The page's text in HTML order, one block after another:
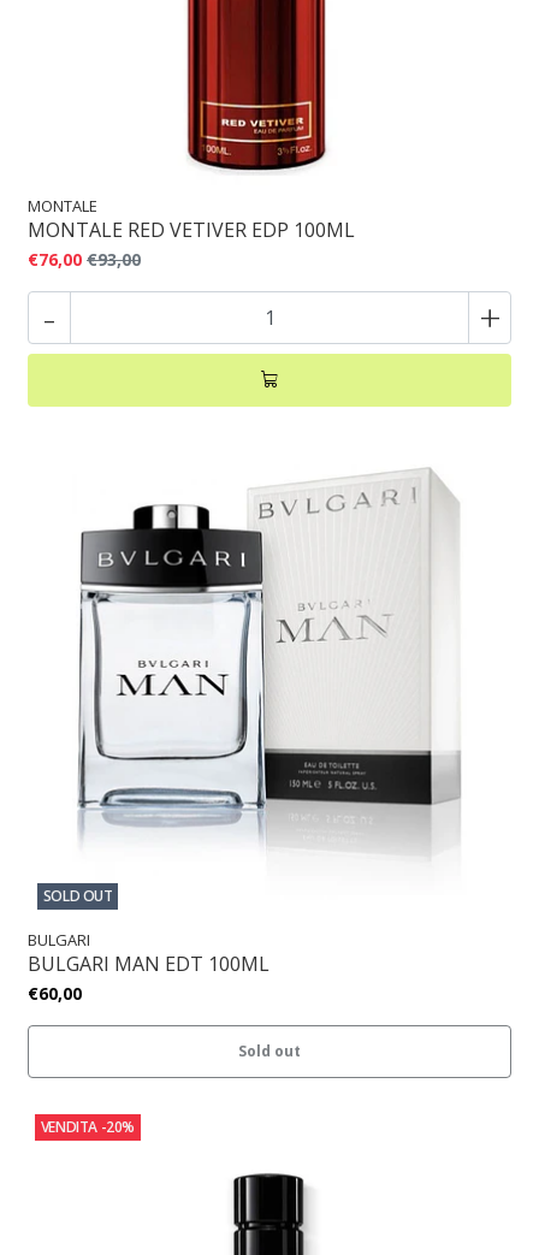
MONTALE
MONTALE RED VETIVER EDP 100ML
€76,00 €93,00
- +
SOLD OUT
BULGARI
BULGARI MAN EDT 100ML
€60,00
Sold out
VENDITA -20%